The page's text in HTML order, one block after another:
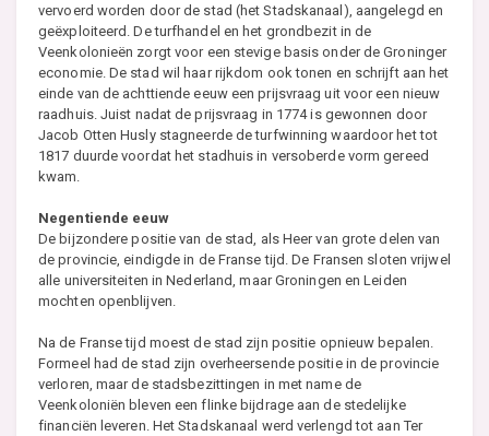
vervoerd worden door de stad (het Stadskanaal), aangelegd en
geëxploiteerd. De turfhandel en het grondbezit in de
Veenkolonieën zorgt voor een stevige basis onder de Groninger
economie. De stad wil haar rijkdom ook tonen en schrijft aan het
einde van de achttiende eeuw een prijsvraag uit voor een nieuw
raadhuis. Juist nadat de prijsvraag in 1774 is gewonnen door
Jacob Otten Husly stagneerde de turfwinning waardoor het tot
1817 duurde voordat het stadhuis in versoberde vorm gereed
kwam.
Negentiende eeuw
De bijzondere positie van de stad, als Heer van grote delen van
de provincie, eindigde in de Franse tijd. De Fransen sloten vrijwel
alle universiteiten in Nederland, maar Groningen en Leiden
mochten openblijven.
Na de Franse tijd moest de stad zijn positie opnieuw bepalen.
Formeel had de stad zijn overheersende positie in de provincie
verloren, maar de stadsbezittingen in met name de
Veenkoloniën bleven een flinke bijdrage aan de stedelijke
financiën leveren. Het Stadskanaal werd verlengd tot aan Ter